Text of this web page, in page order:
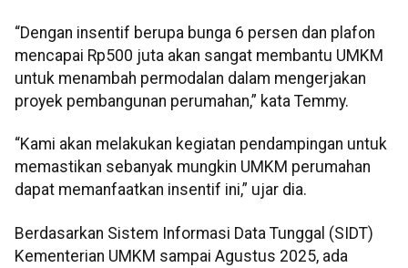
“Dengan insentif berupa bunga 6 persen dan plafon
mencapai Rp500 juta akan sangat membantu UMKM
untuk menambah permodalan dalam mengerjakan
proyek pembangunan perumahan,” kata Temmy.
“Kami akan melakukan kegiatan pendampingan untuk
memastikan sebanyak mungkin UMKM perumahan
dapat memanfaatkan insentif ini,” ujar dia.
Berdasarkan Sistem Informasi Data Tunggal (SIDT)
Kementerian UMKM sampai Agustus 2025, ada